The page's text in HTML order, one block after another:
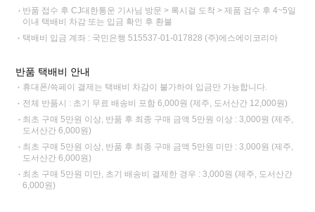
반품 접수 후 CJ대한통운 기사님 방문 > 록시걸 도착 > 제품 검수 후 4~5일
이내 택배비 차감 또는 입금 확인 후 환불
택배비 입금 계좌 : 국민은행 515537-01-017828 (주)에스에이코리아
반품 택배비 안내
휴대폰/쓱페이 결제는 택배비 차감이 불가하여 입금만 가능합니다.
전체 반품시 : 초기 무료 배송비 포함 6,000원 (제주, 도서산간 12,000원)
최초 구매 5만원 이상, 반품 후 최종 구매 금액 5만원 이상 : 3,000원 (제주,
도서산간 6,000원)
최초 구매 5만원 이상, 반품 후 최종 구매 금액 5만원 미만 : 3,000원 (제주,
도서산간 6,000원)
최초 구매 5만원 미만, 초기 배송비 결제한 경우 : 3,000원 (제주, 도서산간
6,000원)